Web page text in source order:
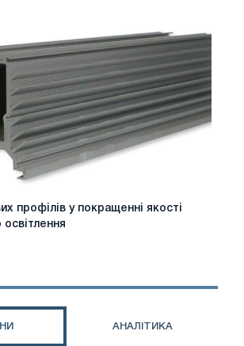
профілів у покращенні якості
освітлення
АНАЛІТИКА